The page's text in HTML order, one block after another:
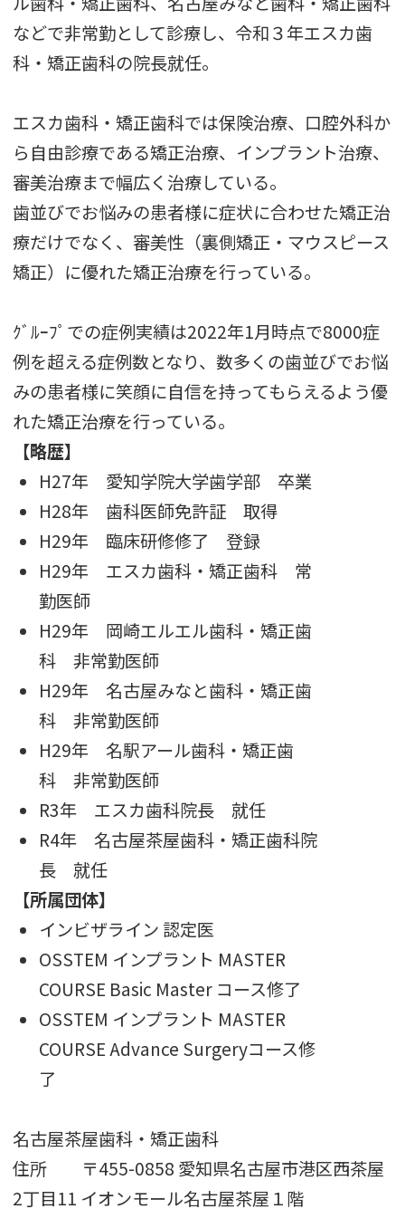
などで非常勤として診療し、令和３年エスカ歯
科・矯正歯科の院長就任。
エスカ歯科・矯正歯科では保険治療、口腔外科か
ら自由診療である矯正治療、インプラント治療、
審美治療まで幅広く治療している。
歯並びでお悩みの患者様に症状に合わせた矯正治
療だけでなく、審美性（裏側矯正・マウスピース
矯正）に優れた矯正治療を行っている。
ｸﾞﾙｰﾌﾟでの症例実績は2022年1月時点で8000症
例を超える症例数となり、数多くの歯並びでお悩
みの患者様に笑顔に自信を持ってもらえるよう優
れた矯正治療を行っている。
【略歴】
H27年 愛知学院大学歯学部 卒業
H28年 歯科医師免許証 取得
H29年 臨床研修修了 登録
H29年 エスカ歯科・矯正歯科 常
勤医師
H29年 岡崎エルエル歯科・矯正歯
科 非常勤医師
H29年 名古屋みなと歯科・矯正歯
科 非常勤医師
H29年 名駅アール歯科・矯正歯
科 非常勤医師
R3年 エスカ歯科院長 就任
R4年 名古屋茶屋歯科・矯正歯科院
長 就任
【所属団体】
インビザライン 認定医
OSSTEM インプラント MASTER
COURSE Basic Master コース修了
OSSTEM インプラント MASTER
COURSE Advance Surgeryコース修
了
名古屋茶屋歯科・矯正歯科
住所 〒455-0858 愛知県名古屋市港区西茶屋
2丁目11 イオンモール名古屋茶屋１階